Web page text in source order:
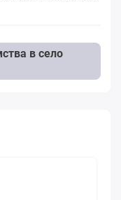
в село